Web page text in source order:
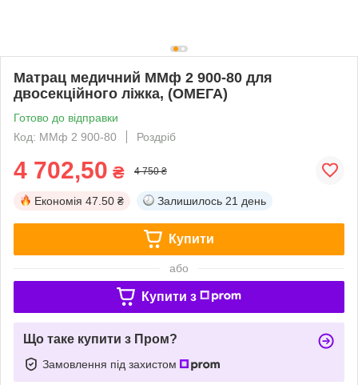
Матрац медичний ММф 2 900-80 для
двосекційного ліжка, (ОМЕГА)
Готово до відправки
Код: ММф 2 900-80
Роздріб
4 702,50 ₴ 4 750 ₴
Економія 47.50 ₴ Залишилось 21 день
Купити
або
Купити з
Що таке купити з Пром?
Замовлення під захистом